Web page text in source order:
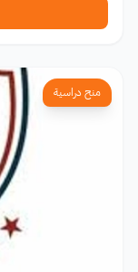
منح دراسية